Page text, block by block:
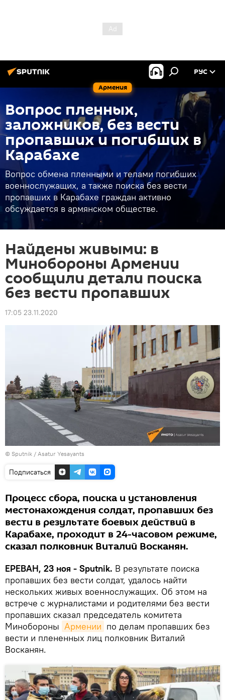
Армения
РУС
Вопрос пленных,
заложников, без вести
пропавших и погибших в
Карабахе
Вопрос обмена пленными и телами погибших
военнослужащих, а также поиска без вести
пропавших в Карабахе граждан активно
обсуждается в армянском обществе.
Найдены живыми: в
Минобороны Армении
сообщили детали поиска
без вести пропавших
17:05 23.11.2020
© Sputnik / Asatur Yesayants
Подписаться
Процесс сбора, поиска и установления
местонахождения солдат, пропавших без
вести в результате боевых действий в
Карабахе, проходит в 24-часовом режиме,
сказал полковник Виталий Восканян.
ЕРЕВАН, 23 ноя - Sputnik. В результате поиска
пропавших без вести солдат, удалось найти
нескольких живых военнослужащих. Об этом на
встрече с журналистами и родителями без вести
пропавших сказал председатель комитета
Минобороны Армении по делам пропавших без
вести и плененных лиц полковник Виталий
Восканян.